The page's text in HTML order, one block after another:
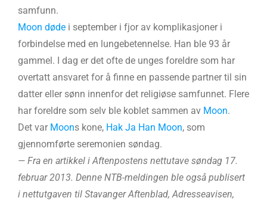
samfunn.
Moon døde i september i fjor av komplikasjoner i
forbindelse med en lungebetennelse. Han ble 93 år
gammel. I dag er det ofte de unges foreldre som har
overtatt ansvaret for å finne en passende partner til sin
datter eller sønn innenfor det religiøse samfunnet. Flere
har foreldre som selv ble koblet sammen av Moon.
Det var Moons kone, Hak Ja Han Moon, som
gjennomførte seremonien søndag.
— Fra en artikkel i Aftenpostens nettutave søndag 17.
februar 2013. Denne NTB-meldingen ble også publisert
i nettutgaven til Stavanger Aftenblad, Adresseavisen,